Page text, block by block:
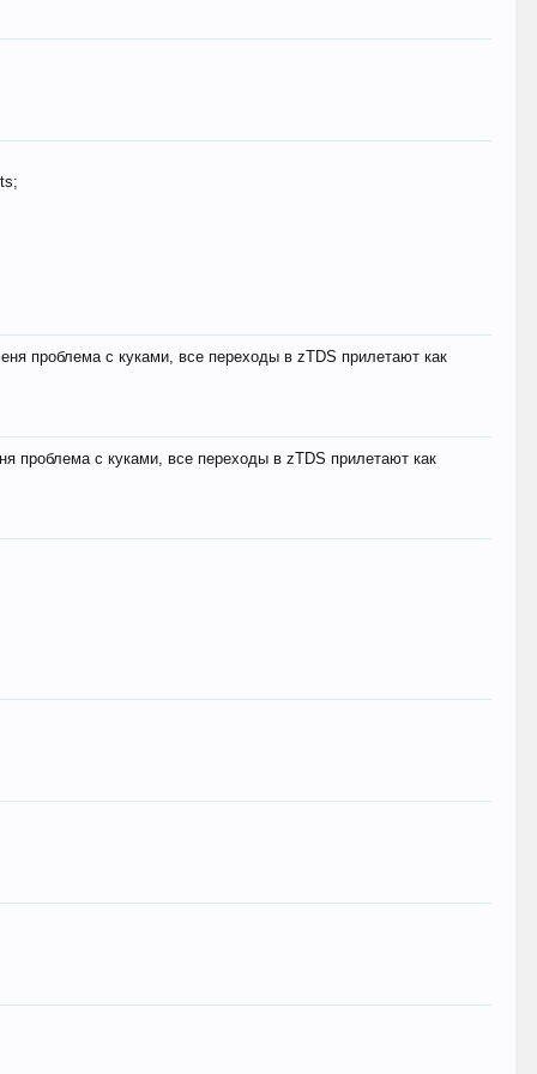
проблема с куками, все переходы в zTDS прилетают как
проблема с куками, все переходы в zTDS прилетают как